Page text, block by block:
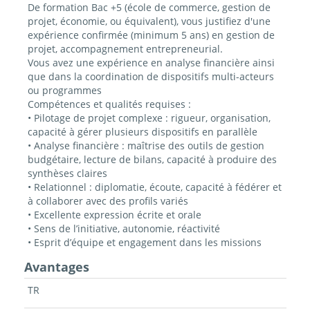
De formation Bac +5 (école de commerce, gestion de
projet, économie, ou équivalent), vous justifiez d'une
expérience confirmée (minimum 5 ans) en gestion de
projet, accompagnement entrepreneurial.
Vous avez une expérience en analyse financière ainsi
que dans la coordination de dispositifs multi-acteurs
ou programmes
Compétences et qualités requises :
• Pilotage de projet complexe : rigueur, organisation,
capacité à gérer plusieurs dispositifs en parallèle
• Analyse financière : maîtrise des outils de gestion
budgétaire, lecture de bilans, capacité à produire des
synthèses claires
• Relationnel : diplomatie, écoute, capacité à fédérer et
à collaborer avec des profils variés
• Excellente expression écrite et orale
• Sens de l’initiative, autonomie, réactivité
• Esprit d’équipe et engagement dans les missions
Avantages
TR